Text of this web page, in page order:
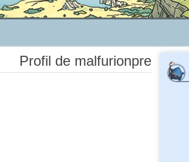
Profil de malfurionpre